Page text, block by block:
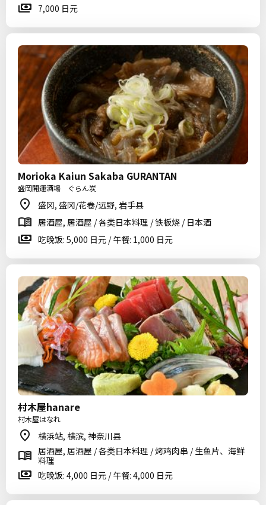
7,000 日元
Morioka Kaiun Sakaba GURANTAN
盛岡開運酒場 ぐらん炭
盛冈, 盛冈/花卷/远野, 岩手县
居酒屋, 居酒屋 / 各类日本料理 / 铁板烧 / 日本酒
吃晚饭: 5,000 日元 / 午餐: 1,000 日元
村木屋hanare
村木屋はなれ
横浜站, 横滨, 神奈川县
居酒屋, 居酒屋 / 各类日本料理 / 烤鸡肉串 / 生鱼片、海鲜
料理
吃晚饭: 4,000 日元 / 午餐: 4,000 日元